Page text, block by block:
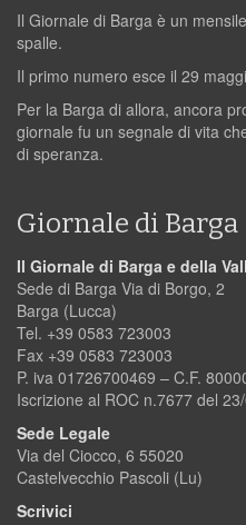
Il Giornale di Barga è un
spalle.
Il primo numero esce il 29
Per la Barga di allora, ancora
giornale fu un segnale di vita
di speranza.
Giornale di Barga
Il Giornale di Barga e della
Sede di Barga Via di Borgo, 2
Barga (Lucca)
Tel. +39 0583 723003
Fax +39 0583 723003
P. iva 01726700469 – C.F.
Iscrizione al ROC n.7677 del
Sede Legale
Via del Ciocco, 6 55020
Castelvecchio Pascoli (Lu)
Scrivici